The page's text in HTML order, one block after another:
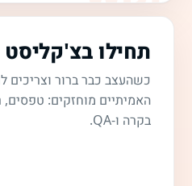
תחילו
כשהעצב כבר ברור וצריכים
האמיתיים מוחזקים: טפסים,
בקרה ו-QA.